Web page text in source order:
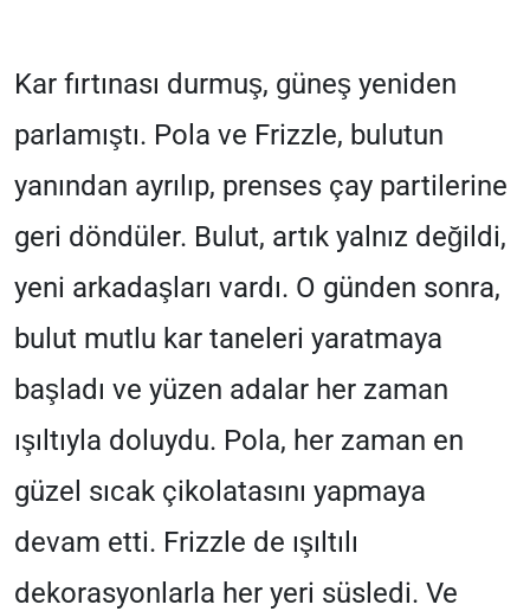
Kar fırtınası durmuş, güneş yeniden
parlamıştı. Pola ve Frizzle, bulutun
yanından ayrılıp, prenses çay partilerine
geri döndüler. Bulut, artık yalnız değildi,
yeni arkadaşları vardı. O günden sonra,
bulut mutlu kar taneleri yaratmaya
başladı ve yüzen adalar her zaman
ışıltıyla doluydu. Pola, her zaman en
güzel sıcak çikolatasını yapmaya
devam etti. Frizzle de ışıltılı
dekorasyonlarla her yeri süsledi. Ve